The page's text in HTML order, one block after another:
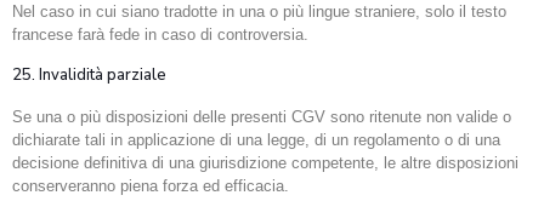
Nel caso in cui siano tradotte in una o più lingue straniere, solo il testo
francese farà fede in caso di controversia.
25. Invalidità parziale
Se una o più disposizioni delle presenti CGV sono ritenute non valide o
dichiarate tali in applicazione di una legge, di un regolamento o di una
decisione definitiva di una giurisdizione competente, le altre disposizioni
conserveranno piena forza ed efficacia.